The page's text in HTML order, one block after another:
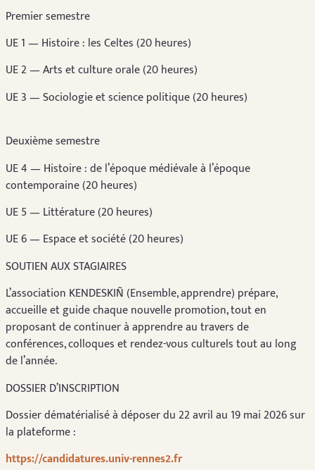
Premier semestre
UE 1 — Histoire : les Celtes (20 heures)
UE 2 — Arts et culture orale (20 heures)
UE 3 — Sociologie et science politique (20 heures)
Deuxième semestre
UE 4 — Histoire : de l’époque médiévale à l’époque
contemporaine (20 heures)
UE 5 — Littérature (20 heures)
UE 6 — Espace et société (20 heures)
SOUTIEN AUX STAGIAIRES
L’association KENDESKIÑ (Ensemble, apprendre) prépare,
accueille et guide chaque nouvelle promotion, tout en
proposant de continuer à apprendre au travers de
conférences, colloques et rendez-vous culturels tout au long
de l’année.
DOSSIER D’INSCRIPTION
Dossier dématérialisé à déposer du 22 avril au 19 mai 2026 sur
la plateforme :
https://candidatures.univ-rennes2.fr